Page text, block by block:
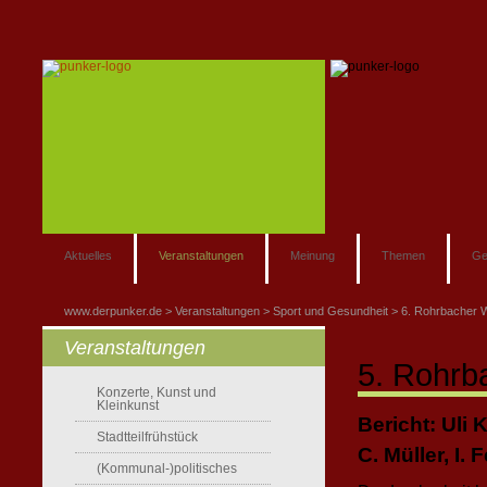
Aktuelles Veranstaltungen Meinung Themen
www.derpunker.de Veranstaltungen Sport und Gesundheit 6. Rohrbacher
5.
Bericht: Uli
C. Müller, I.
Veranstaltungen
Konzerte, Kunst und
Kleinkunst
Stadtteilfrühstück
(Kommunal-)politisches